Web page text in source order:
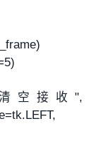
清空接收",